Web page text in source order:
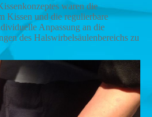
waren die
Kissen und die regulierbare
Anpassung an die
des Halswirbelsäulenbereichs zu